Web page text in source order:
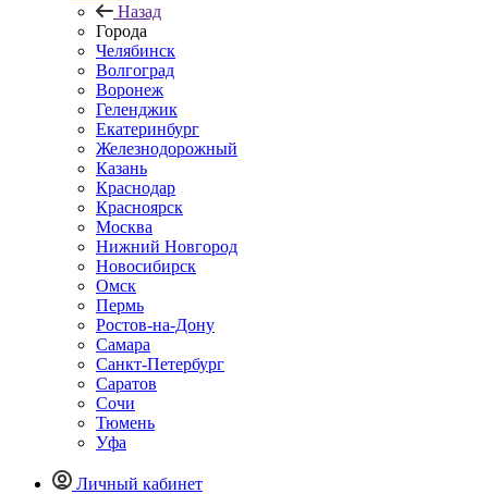
Назад
Города
Челябинск
Волгоград
Воронеж
Геленджик
Екатеринбург
Железнодорожный
Казань
Краснодар
Красноярск
Москва
Нижний Новгород
Новосибирск
Омск
Пермь
Ростов-на-Дону
Самара
Санкт-Петербург
Саратов
Сочи
Тюмень
Уфа
Личный кабинет